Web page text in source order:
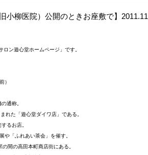
小柳医院）公開のときお座敷で】2011.11
ロン遊心堂ホームページ」です。
）
通称。
れた「遊心堂ダイワ店」である。
るお店。
や「ふれあい茶会」を催す。
間の高田本町商店街にある。